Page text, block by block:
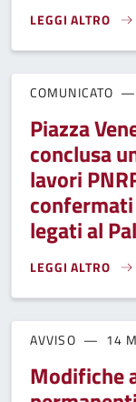
LEGGI ALTRO
MODIFICHE
COMUNICATO
Piazza
conclusa
lavori
legati al
LEGGI ALTRO
PIAZZA
AVVISO 14
Modifiche